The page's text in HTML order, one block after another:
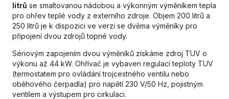
litrů se smaltovanou nádobou a výkonným výměníkem tepla
pro ohřev teplé vody z externího zdroje. Objem 200 litrů a
250 litrů je k dispozici ve verzi se dvěma výměníky pro
připojení dvou zdrojů topné vody.
Sériovým zapojením dvou výměníků získáme zdroj TUV o
výkonu až 44 kW. Ohřívač je vybaven regulací teploty TUV
(termostatem pro ovládání trojcestného ventilu nebo
oběhového čerpadla) pro napětí 230 V/50 Hz, pojistným
ventilem a výstupem pro cirkulaci.